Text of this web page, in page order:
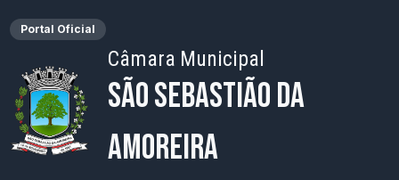
Portal Oficial
Câmara Municipal
São Sebastião da
Amoreira